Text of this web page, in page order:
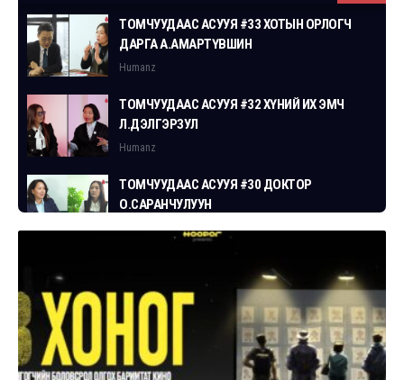
ТОМЧУУДААС АСУУЯ #33 ХОТЫН ОРЛОГЧ
ДАРГА А.АМАРТҮВШИН
Humanz
ТОМЧУУДААС АСУУЯ #32 ХҮНИЙ ИХ ЭМЧ
Л.ДЭЛГЭРЗУЛ
Humanz
ТОМЧУУДААС АСУУЯ #30 ДОКТОР
О.САРАНЧУЛУУН
Humanz
ТОМЧУУДААС АСУУЯ #29 СГЗ С.ЦОГТБАЯР
Humanz
ТОМЧУУДААС АСУУЯ #28 ХУУЛЬЧ
Г.ЭРДЭНЭБАТ
Humanz